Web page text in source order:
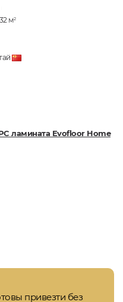
м2
ламината Evofloor Home
привезти без